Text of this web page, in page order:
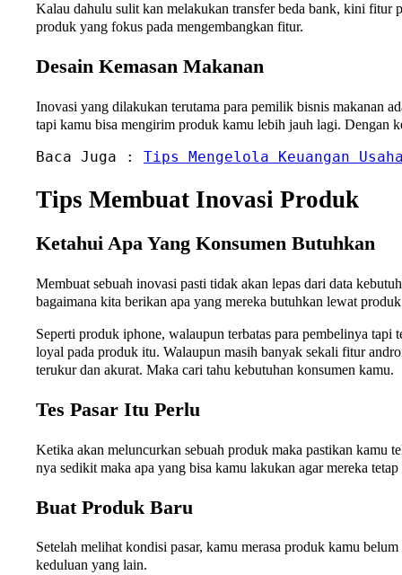
Kalau dahulu sulit kan melakukan transfer beda bank, kini fitur
produk yang fokus pada mengembangkan fitur.
Desain Kemasan Makanan
Inovasi yang dilakukan terutama para pemilik bisnis makanan
tapi kamu bisa mengirim produk kamu lebih jauh lagi. Dengan
Baca Juga : Tips Mengelola Keuangan
Tips Membuat Inovasi Produk
Ketahui Apa Yang Konsumen Butuhkan
Membuat sebuah inovasi pasti tidak akan lepas dari data
bagaimana kita berikan apa yang mereka butuhkan lewat
Seperti produk iphone, walaupun terbatas para pembelinya tapi
loyal pada produk itu. Walaupun masih banyak sekali fitur
terukur dan akurat. Maka cari tahu kebutuhan konsumen kamu.
Tes Pasar Itu Perlu
Ketika akan meluncurkan sebuah produk maka pastikan kamu
nya sedikit maka apa yang bisa kamu lakukan agar mereka
Buat Produk Baru
Setelah melihat kondisi pasar, kamu merasa produk kamu
keduluan yang lain.